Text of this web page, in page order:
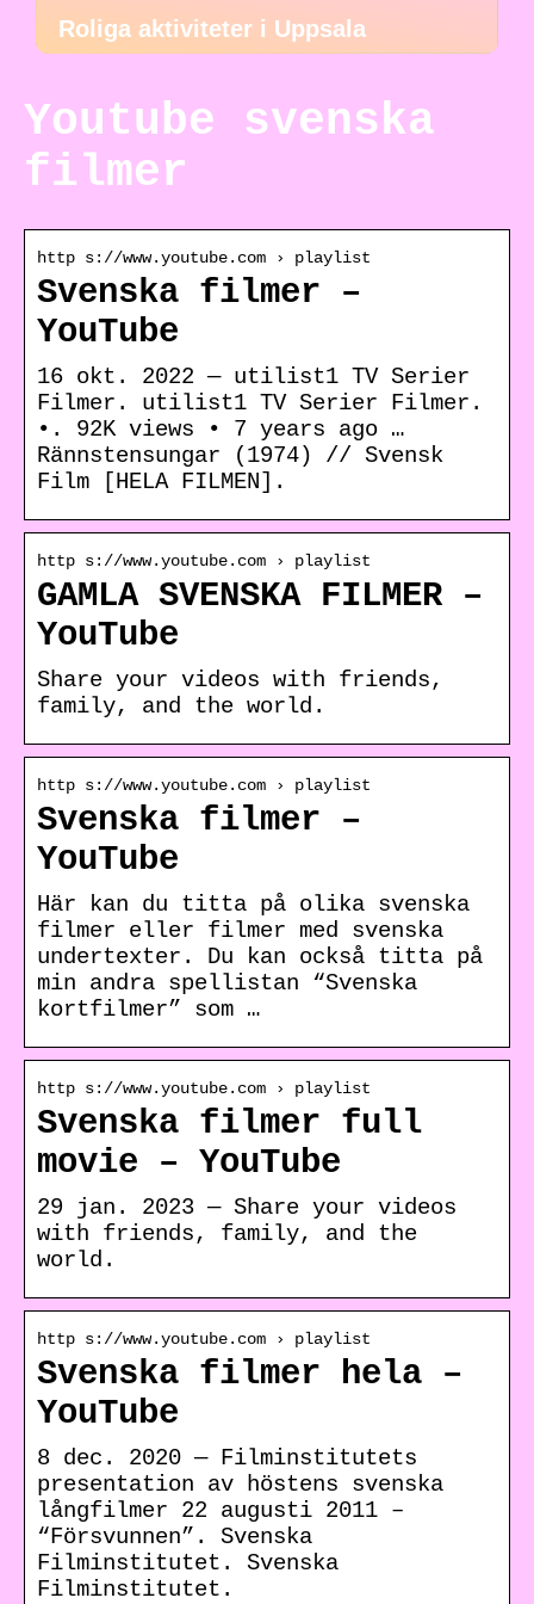
Roliga aktiviteter i Uppsala
Youtube svenska
filmer
http s://www.youtube.com › playlist
Svenska filmer –
YouTube
16 okt. 2022 — utilist1 TV Serier
Filmer. utilist1 TV Serier Filmer.
•. 92K views • 7 years ago …
Rännstensungar (1974) // Svensk
Film [HELA FILMEN].
http s://www.youtube.com › playlist
GAMLA SVENSKA FILMER –
YouTube
Share your videos with friends,
family, and the world.
http s://www.youtube.com › playlist
Svenska filmer –
YouTube
Här kan du titta på olika svenska
filmer eller filmer med svenska
undertexter. Du kan också titta på
min andra spellistan “Svenska
kortfilmer” som …
http s://www.youtube.com › playlist
Svenska filmer full
movie – YouTube
29 jan. 2023 — Share your videos
with friends, family, and the
world.
http s://www.youtube.com › playlist
Svenska filmer hela –
YouTube
8 dec. 2020 — Filminstitutets
presentation av höstens svenska
långfilmer 22 augusti 2011 –
“Försvunnen”. Svenska
Filminstitutet. Svenska
Filminstitutet.